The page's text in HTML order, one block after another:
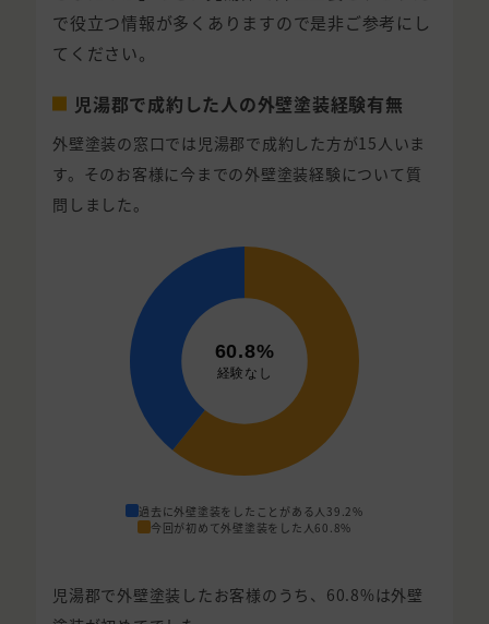
で役立つ情報が多くありますので是非ご参考にし
てください。
児湯郡で成約した人の外壁塗装経験有無
外壁塗装の窓口では児湯郡で成約した方が15人いま
す。そのお客様に今までの外壁塗装経験について質
問しました。
過去に外壁塗装をしたことがある人 39.2%
今回が初めて外壁塗装をした人60.8%
児湯郡で外壁塗装したお客様のうち、60.8%は外壁